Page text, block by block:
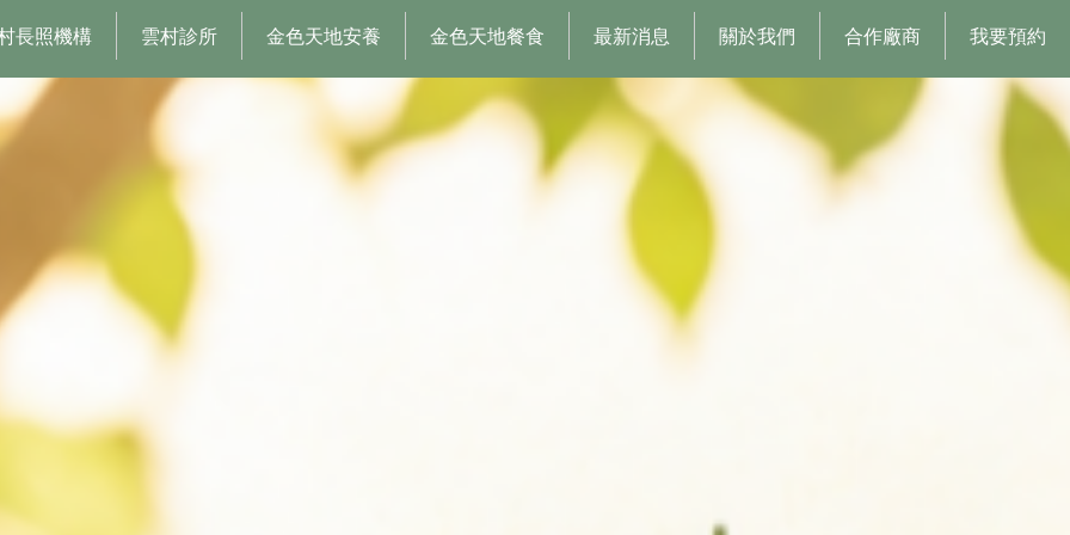
長照機構 雲村診所 金色天地安養 金色天地餐食 最新消息 關於我們 合作廠商 我要預約